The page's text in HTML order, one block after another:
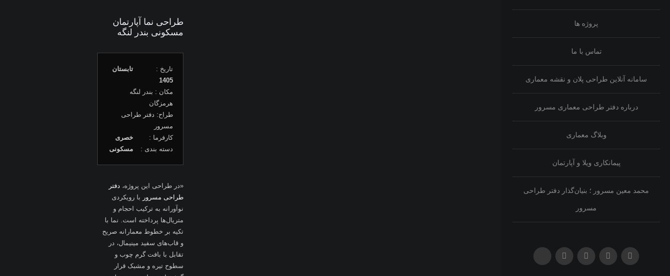
پروژه ها
تماس با ما
سامانه آنلاین طراحی پلان و نقشه معماری
درباره دفتر طراحی معماری مسرور
وبلاگ معماری
پیمانکاری ویلا و آپارتمان
محمد معین مسرور ؛ بنیان‌گذار دفتر طراحی
مسرور
طراحی نما آپارتمان
مسکونی بندر لنگه
تاریخ :
تابستان
1405
مکان : بندر لنگه
هرمزگان
طراح: دفتر طراحی
مسرور
کارفرما :
خصری
دسته بندی :
مسکونی
«در طراحی این پروژه، دفتر
طراحی مسرور با رویکردی
نوآورانه به ترکیب احجام و
متریال‌ها پرداخته است. نما با
تکیه بر خطوط معمارانه صریح
و قاب‌های سفید مینیمال، در
تقابل با بافت گرم چوب و
سطوح تیره و مشبک قرار